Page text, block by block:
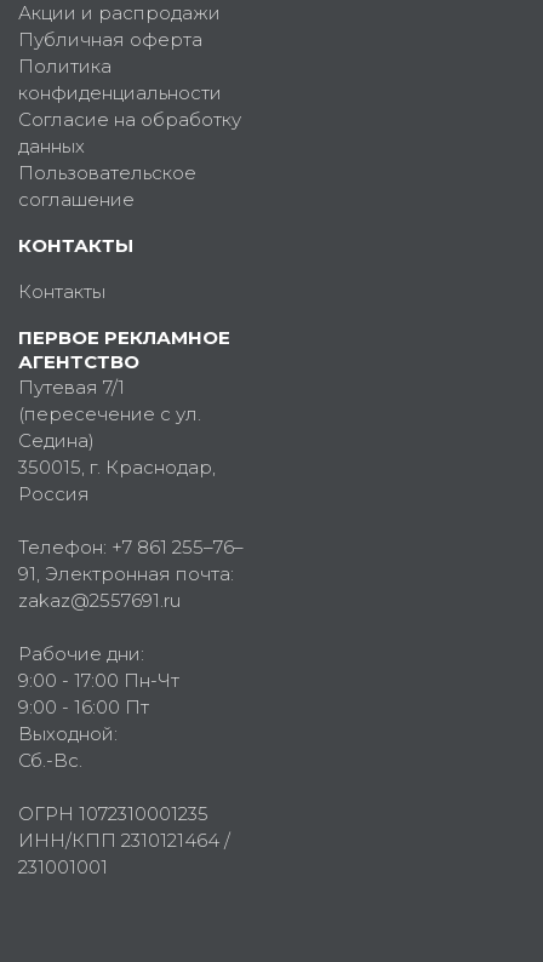
Акции и распродажи
Публичная оферта
Политика
конфиденциальности
Согласие на обработку
данных
Пользовательское
соглашение
КОНТАКТЫ
Контакты
ПЕРВОЕ РЕКЛАМНОЕ
АГЕНТСТВО
Путевая 7/1
(пересечение с ул.
Седина)
350015, г. Краснодар,
Россия
Телефон: +7 861 255–76–
91, Электронная почта:
zakaz@2557691.ru
Рабочие дни:
9:00 - 17:00 Пн-Чт
9:00 - 16:00 Пт
Выходной:
Сб.-Вс.
ОГРН 1072310001235
ИНН/КПП 2310121464 /
231001001